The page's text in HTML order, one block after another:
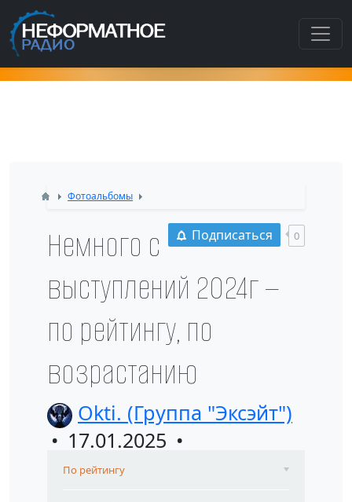
Как попасть в этот раздел???
Фотоальбомы
Подписаться 0
Немного с
выступлений 2024г —
по рейтингу, по
возрастанию
Okti. (Группа "Эксэйт")
17.01.2025
По рейтингу